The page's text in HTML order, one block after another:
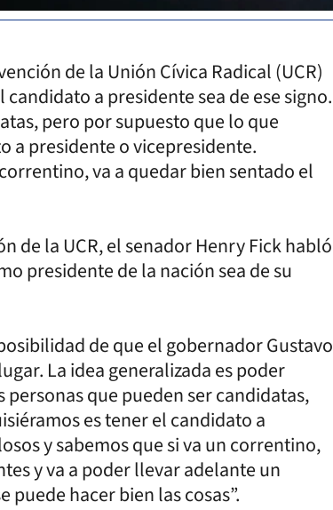
de la Unión Cívica Radical (UCR)
a presidente sea de ese signo.
pero por supuesto que lo que
a presidente o vicepresidente.
va a quedar bien sentado el
de la UCR, el senador Henry Fick habló
presidente de la nación sea de su
de que el gobernador Gustavo
La idea generalizada es poder
que pueden ser candidatas,
es tener el candidato a
y sabemos que si va un correntino,
y va a poder llevar adelante un
hacer bien las cosas”.